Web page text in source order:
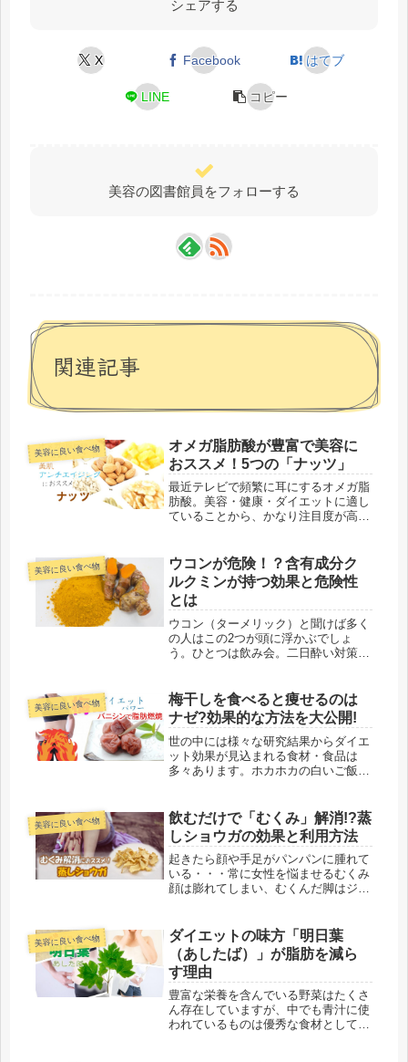
シェアする
X Facebook はてブ
LINE コピー
美容の図書館員をフォローする
関連記事
美容に良い食べ物
オメガ脂肪酸が豊富で美容に
おススメ！5つの「ナッツ」
最近テレビで頻繁に耳にするオメガ脂
肪酸。美容・健康・ダイエットに適し
ていることから、かなり注目度が高く
を始めとするナッツ類です。カロリー
自体は高いので食べ過ぎはダメです
が、...
美容に良い食べ物
ウコンが危険！？含有成分ク
ルクミンが持つ効果と危険性
とは
ウコン（ターメリック）と聞けば多く
の人はこの2つが頭に浮かぶでしょ
う。ひとつは飲み会。二日酔い対策と
カレー。スパイスから作るカレーでク
ミン・コリアンダー・カルダモン・オ
ール...
美容に良い食べ物
梅干しを食べると痩せるのは
ナゼ?効果的な方法を大公開!
世の中には様々な研究結果からダイエ
ット効果が見込まれる食材・食品は
多々あります。ホカホカの白いご飯に
知でしょうか？おにぎりの具材の代表
格ともいえる梅干し。梅干しに含まれ
るあ...
美容に良い食べ物
飲むだけで「むくみ」解消!?蒸
しショウガの効果と利用方法
起きたら顔や手足がパンパンに腫れて
いる・・・常に女性を悩ませるむくみ
顔は膨れてしまい、むくんだ脚はジー
えてしまう上に、むくみは様々な悪影
響を引き起こすのです。一体どうした
ら...
美容に良い食べ物
ダイエットの味方「明日葉
（あしたば）」が脂肪を減ら
す理由
豊富な栄養を含んでいる野菜はたくさ
ん存在していますが、中でも青汁に使
われているものは優秀な食材として知